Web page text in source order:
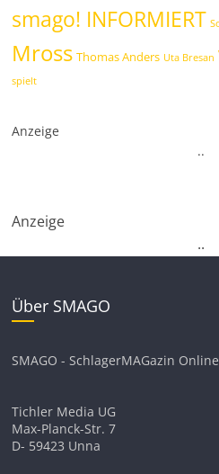
smago! INFORMIERT
Mross Thomas Anders Uta Bresan
spielt
Anzeige
..
Anzeige
..
Über SMAGO
SMAGO - SchlagerMAGazin Online
Tichler Media UG
Max-Planck-Str. 7
D- 59423 Unna